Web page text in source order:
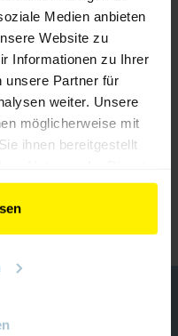
Medien anbieten
Website zu
Informationen zu Ihrer
unsere Partner für
weiter. Unsere
möglicherweise mit
ihnen bereitgestellt